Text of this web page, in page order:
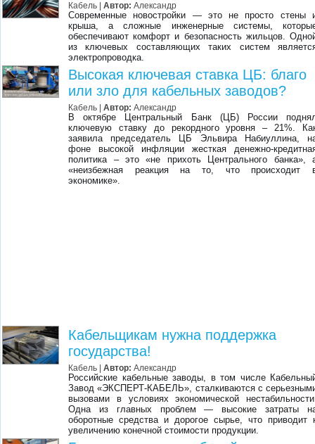
Кабель |Автор: Александр
Современные новостройки — это не просто стены
крыша, а сложные инженерные системы,
обеспечивают комфорт и безопасность жильцов.
из ключевых составляющих таких систем
электропроводка.
Высокая ключевая ставка ЦБ: благо
или зло для кабельных заводов?
Кабель |Автор: Александр
В октябре Центральный Банк (ЦБ) России
ключевую ставку до рекордного уровня – 21%.
заявила председатель ЦБ Эльвира Набиуллина,
фоне высокой инфляции жесткая денежно-
политика – это «не прихоть Центрального банка»,
«неизбежная реакция на то, что происходит
экономике».
Кабельщикам нужна поддержка
государства!
Кабель |Автор: Александр
Российские кабельные заводы, в том числе
Завод «ЭКСПЕРТ-КАБЕЛЬ», сталкиваются с
вызовами в условиях экономической
Одна из главных проблем — высокие затраты
оборотные средства и дорогое сырье, что приводит
увеличению конечной стоимости продукции.